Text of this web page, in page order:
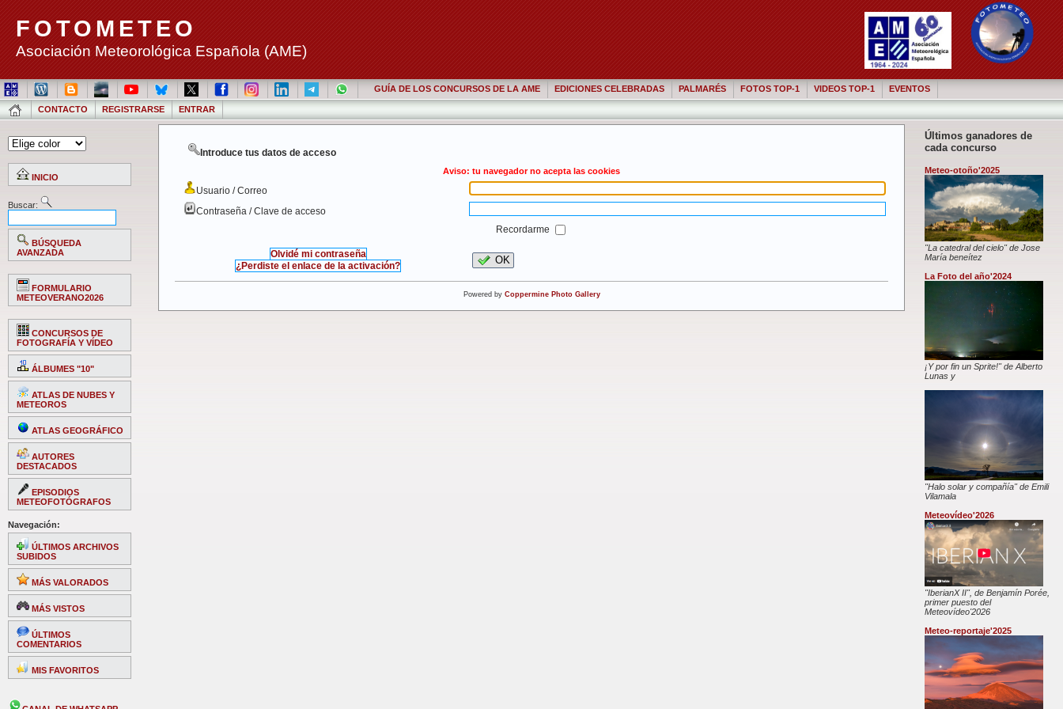
FOTOMETEO
Asociación Meteorológica Española (AME)
GUÍA DE LOS CONCURSOS DE LA AME EDICIONES CELEBRADAS PALMARÉS FOTOS TOP-1 VIDEOS TOP-1 EVENTOS
CONTACTO REGISTRARSE ENTRAR
INICIO
Buscar:
BÚSQUEDA
AVANZADA
FORMULARIO
METEOVERANO2026
CONCURSOS DE
FOTOGRAFÍA Y VÍDEO
ÁLBUMES "10"
ATLAS DE NUBES Y
METEOROS
ATLAS GEOGRÁFICO
AUTORES
DESTACADOS
EPISODIOS
METEOFOTÓGRAFOS
Navegación:
ÚLTIMOS ARCHIVOS
SUBIDOS
MÁS VALORADOS
MÁS VISTOS
ÚLTIMOS
COMENTARIOS
MIS FAVORITOS
Últimos ganadores de
cada concurso
Meteo-otoño'2025
"La catedral del cielo" de Jose
María beneítez
La Foto del año'2024
¡Y por fin un Sprite!" de Alberto
Lunas y
"Halo solar y compañía" de Emili
Vilamala
Meteovídeo'2026
"IberianX II", de Benjamín Porée,
primer puesto del
Meteovídeo'2026
Meteo-reportaje'2025
Introduce tus datos de acceso
Aviso: tu navegador no acepta las cookies
Usuario / Correo
Contraseña / Clave de acceso
Recordarme
Olvidé mi contraseña
¿Perdiste el enlace de la activación?
OK
Powered by Coppermine Photo Gallery